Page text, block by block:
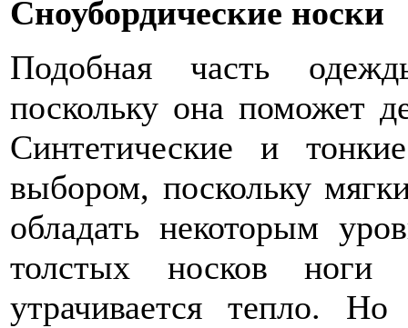
Сноубордические носки
Подобная часть
поскольку она поможет
Синтетические и
выбором, поскольку
обладать некоторым
толстых носков
утрачивается тепло. Но